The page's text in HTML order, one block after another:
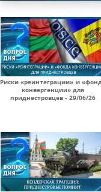
Риски «реинтеграции» и
конвергенции» для
приднестровцев - 29/06/26